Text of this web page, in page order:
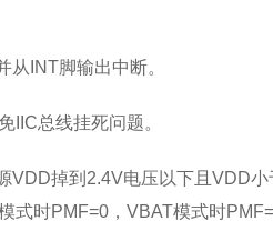
INT脚输出中断。
总线挂死问题。
掉到2.4V电压以下且VDD小
时PMF=0，VBAT模式时